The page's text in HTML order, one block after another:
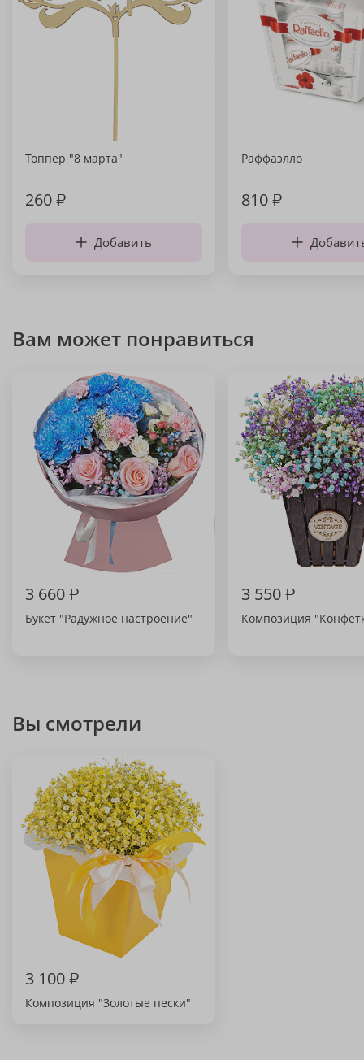
Топпер "8 марта"
260₽
Добавить
Раффаэлло
810₽
Вам может понравиться
3 660₽
Букет "Радужное настроение"
3 550₽
Композиция
Вы смотрели
3 100₽
Композиция "Золотые пески"